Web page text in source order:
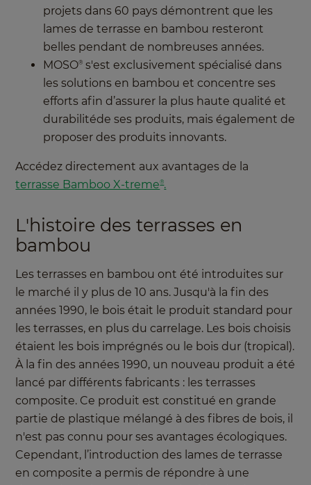
projets dans 60 pays démontrent que les
lames de terrasse en bambou resteront
belles pendant de nombreuses années.
MOSO® s'est exclusivement spécialisé dans
les solutions en bambou et concentre ses
efforts afin d’assurer la plus haute qualité et
durabilitéde ses produits, mais également de
proposer des produits innovants.
Accédez directement aux avantages de la
terrasse Bamboo X-treme®.
L'histoire des terrasses en
bambou
Les terrasses en bambou ont été introduites sur
le marché il y plus de 10 ans. Jusqu'à la fin des
années 1990, le bois était le produit standard pour
les terrasses, en plus du carrelage. Les bois choisis
étaient les bois imprégnés ou le bois dur (tropical).
À la fin des années 1990, un nouveau produit a été
lancé par différents fabricants : les terrasses
composite. Ce produit est constitué en grande
partie de plastique mélangé à des fibres de bois, il
n'est pas connu pour ses avantages écologiques.
Cependant, l’introduction des lames de terrasse
en composite a permis de répondre à une